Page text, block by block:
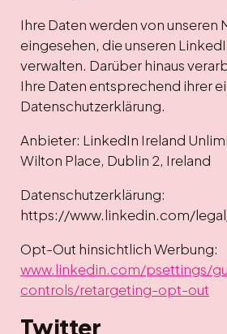
Ihre Daten werden von unseren
eingesehen, die unseren
verwalten. Darüber hinaus
Ihre Daten entsprechend ihrer
Datenschutzerklärung.
Anbieter: LinkedIn Ireland
Wilton Place, Dublin 2, Ireland
Datenschutzerklärung:
https://www.linkedin.com/
Opt-Out hinsichtlich Werbung:
www.linkedin.com/psettings/
controls/retargeting-opt-out
Twitter